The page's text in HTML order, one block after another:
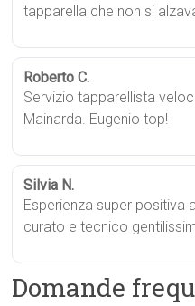
tapparella che non si
Roberto C.
Servizio tapparellista
Mainarda. Eugenio top!
Silvia N.
Esperienza super positiva
curato e tecnico
Domande